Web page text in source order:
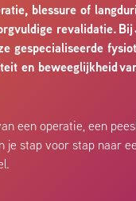
blessure of
revalidatie.Bij
gespecialiseerde
en beweeglijkheid
een operatie, een
je stap voor stap naar